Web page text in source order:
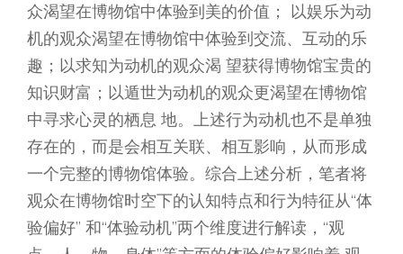
众渴望在博物馆中体验到美的价值； 以娱乐为动
机的观众渴望在博物馆中体验到交流、互动的乐
趣；以求知为动机的观众渴 望获得博物馆宝贵的
知识财富；以遁世为动机的观众更渴望在博物馆
中寻求心灵的栖息 地。上述行为动机也不是单独
存在的，而是会相互关联、相互影响，从而形成
一个完整的博物馆体验。综合上述分析，笔者将
观众在博物馆时空下的认知特点和行为特征从“体
验偏好” 和“体验动机”两个维度进行解读，“观